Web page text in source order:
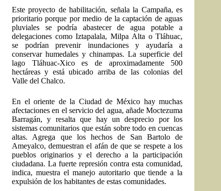
Este proyecto de habilitación, señala la Campaña, es
prioritario porque por medio de la captación de aguas
pluviales se podría abastecer de agua potable a
delegaciones como Iztapalala, Milpa Alta o Tláhuac,
se podrían prevenir inundaciones y ayudaría a
conservar humedales y chinampas. La superficie del
lago Tláhuac-Xico es de aproximadamente 500
hectáreas y está ubicado arriba de las colonias del
Valle del Chalco.
En el oriente de la Ciudad de México hay muchas
afectaciones en el servicio del agua, añade Moctezuma
Barragán, y resalta que hay un desprecio por los
sistemas comunitarios que están sobre todo en cuencas
altas. Agrega que los hechos de San Bartolo de
Ameyalco, demuestran el afán de que se respete a los
pueblos originarios y el derecho a la participación
ciudadana. La fuerte represión contra esta comunidad,
indica, muestra el manejo autoritario que tiende a la
expulsión de los habitantes de estas comunidades.